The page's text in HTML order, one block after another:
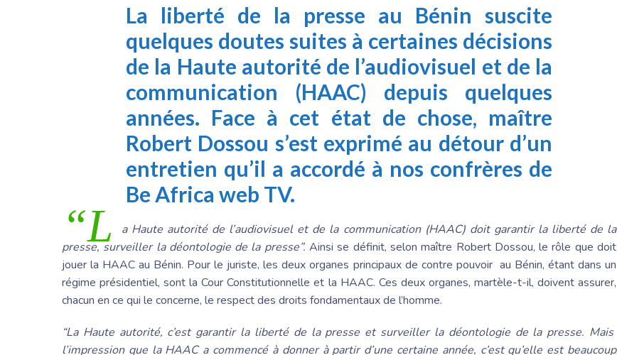
La liberté de la presse au Bénin suscite
quelques doutes suites à certaines décisions
de la Haute autorité de l’audiovisuel et de la
communication (HAAC) depuis quelques
années. Face à cet état de chose, maître
Robert Dossou s’est exprimé au détour d’un
entretien qu’il a accordé à nos confrères de
Be Africa web TV.
“L
a Haute autorité de l’audiovisuel et de la communication (HAAC) doit garantir la liberté de la
presse, surveiller la déontologie de la presse”. Ainsi se définit, selon maître Robert Dossou, le rôle que doit
jouer la HAAC au Bénin. Pour le juriste, les deux organes principaux de contre pouvoir au Bénin, étant dans un
régime présidentiel, sont la Cour Constitutionnelle et la HAAC. Ces deux organes, martèle-t-il, doivent assurer,
chacun en ce qui le concerne, le respect des droits fondamentaux de l’homme.
“La Haute autorité, c’est garantir la liberté de la presse et surveiller la déontologie de la presse. Mais
l’impression que la HAAC a commencé à donner à partir d’une certaine année, c’est qu’elle est beaucoup